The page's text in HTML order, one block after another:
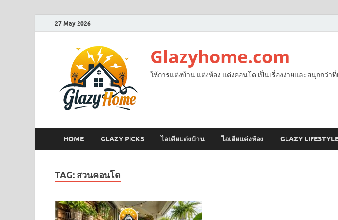
27 May 2026
Glazyhome.com
ให้การแต่งบ้าน แต่งห้อง แต่งคอนโด เป็นเรื่องง่ายและสนุกกว่าที่
HOME GLAZY PICKS ไอเดียแต่งบ้าน ไอเดียแต่งห้อง GLAZY LIFESTYLE
TAG: สวนคอนโด